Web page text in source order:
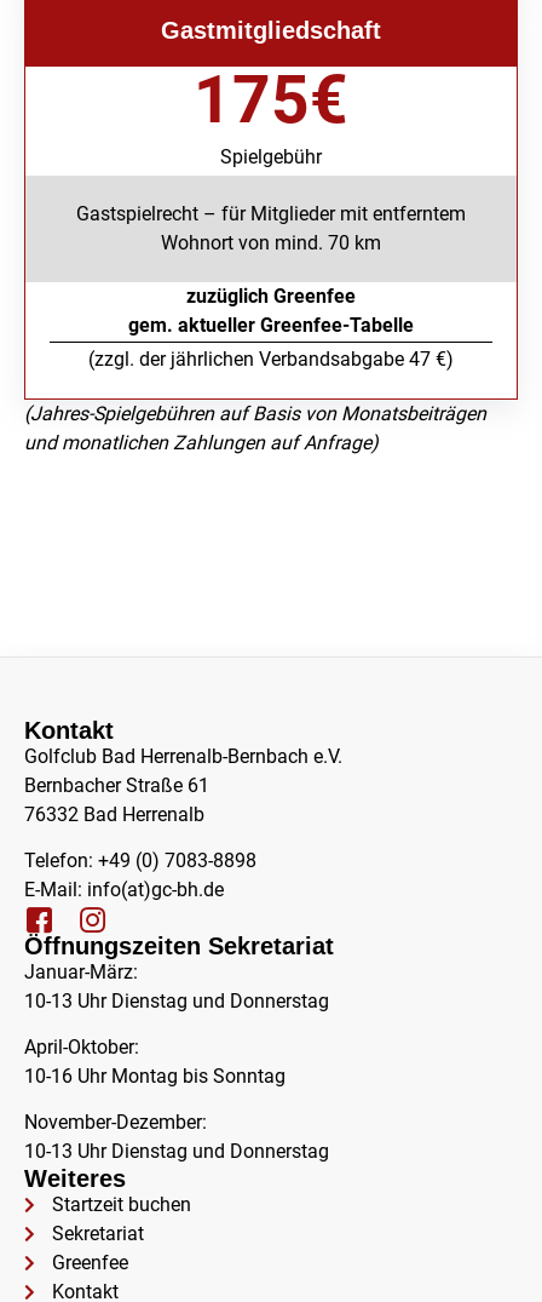
Gastmitgliedschaft
Spielgebühr
175€
Gastspielrecht – für Mitglieder mit entferntem
Wohnort von mind. 70 km
zuzüglich Greenfee
gem. aktueller Greenfee-Tabelle
(zzgl. der jährlichen Verbandsabgabe 47 €)
(Jahres-Spielgebühren auf Basis von Monatsbeiträgen
und monatlichen Zahlungen auf Anfrage)
Kontakt
Golfclub Bad Herrenalb-Bernbach e.V.
Bernbacher Straße 61
76332 Bad Herrenalb
Telefon: +49 (0) 7083-8898
E-Mail: info(at)gc-bh.de
Öffnungszeiten Sekretariat
Januar-März:
10-13 Uhr Dienstag und Donnerstag
April-Oktober:
10-16 Uhr Montag bis Sonntag
November-Dezember:
10-13 Uhr Dienstag und Donnerstag
Weiteres
Startzeit buchen
Sekretariat
Greenfee
Kontakt